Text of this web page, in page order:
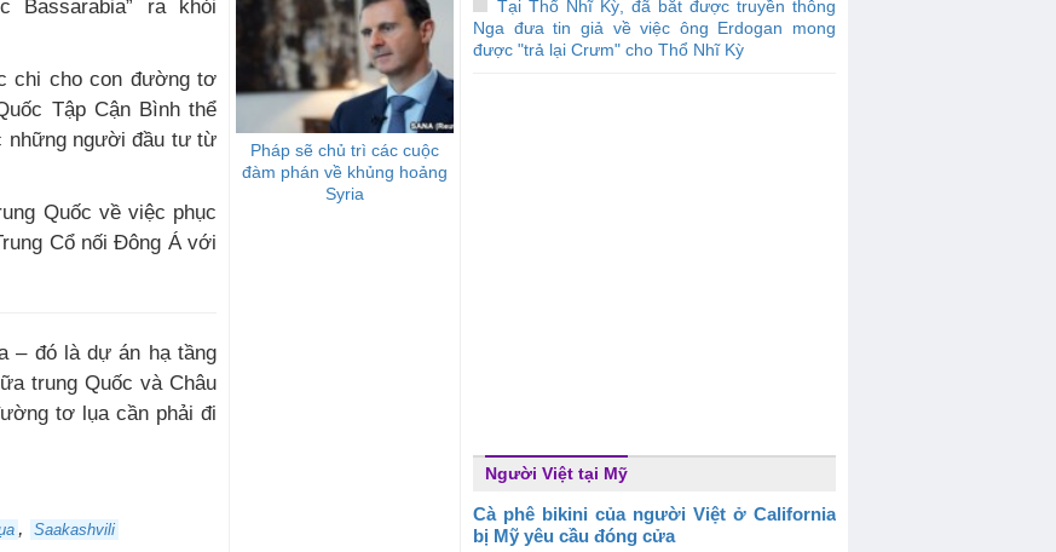
ra khỏi
chi cho con đường tơ
Tập Cận Bình thể
những người đầu tư từ
Quốc về việc phục
Cổ nối Đông Á với
– đó là dự án hạ tầng
trung Quốc và Châu
tơ lụa cần phải đi
, Saakashvili
Pháp sẽ chủ trì các cuộc
đàm phán về khủng hoảng
Syria
Tại Thổ Nhĩ Kỳ, đã bắt được truyền thông
Nga đưa tin giả về việc ông Erdogan mong
được "trả lại Crưm" cho Thổ Nhĩ Kỳ
Người Việt tại Mỹ
Cà phê bikini của người Việt ở California
bị Mỹ yêu cầu đóng cửa